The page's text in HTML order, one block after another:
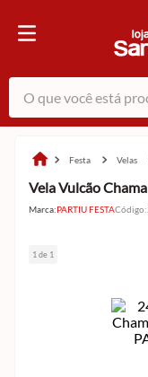
O que você está
festa velas
Vela Vulcão
Marca:PARTIU FESTACódigo:
1 de 1